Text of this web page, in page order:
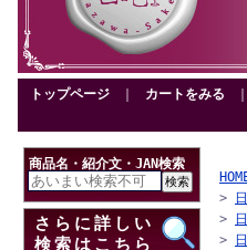
トップページ カートをみる
商品名・紹介文・JAN検索
さらに詳しい
検索はこちら
>
>
>